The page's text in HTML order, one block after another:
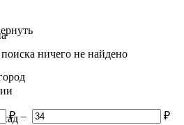
ничего не найдено
₽ – ₽